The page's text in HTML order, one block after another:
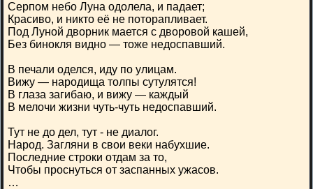
Серпом небо Луна одолела, и падает;
Красиво, и никто её не поторапливает.
Под Луной дворник мается с дворовой кашей,
Без бинокля видно — тоже недоспавший.
В печали оделся, иду по улицам.
Вижу — народища толпы сутулятся!
В глаза загибаю, и вижу — каждый
В мелочи жизни чуть-чуть недоспавший.
Тут не до дел, тут - не диалог.
Народ. Загляни в свои веки набухшие.
Последние строки отдам за то,
Чтобы проснуться от заспанных ужасов.
…